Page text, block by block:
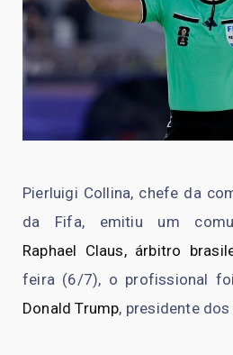
Pierluigi Collina, chefe da
da Fifa, emitiu um
Raphael Claus, árbitro
feira (6/7), o profissional
Donald Trump, presidente